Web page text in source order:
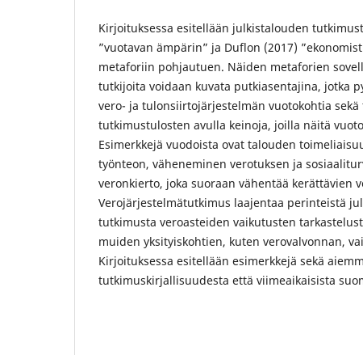
Kirjoituksessa esitellään julkistalouden
”vuotavan ämpärin” ja Duflon (2017)
metaforiin pohjautuen. Näiden metaforien
tutkijoita voidaan kuvata putkiasentajina, jotka
vero- ja tulonsiirtojärjestelmän vuotokohtia sekä
tutkimustulosten avulla keinoja, joilla näitä
Esimerkkejä vuodoista ovat talouden
työnteon, väheneminen verotuksen ja
veronkierto, joka suoraan vähentää kerättävien
Verojärjestelmätutkimus laajentaa perinteistä
tutkimusta veroasteiden vaikutusten
muiden yksityiskohtien, kuten verovalvonnan,
Kirjoituksessa esitellään esimerkkejä sekä
tutkimuskirjallisuudesta että viimeaikaisista